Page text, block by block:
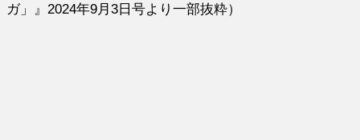
ガ」』2024年9月3日号より一部抜粋）